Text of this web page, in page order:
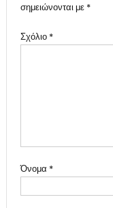
σημειώνονται με *
Σχόλιο *
Όνομα *